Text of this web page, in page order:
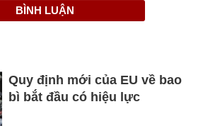
BÌNH LUẬN
Quy định mới của EU về bao
bì bắt đầu có hiệu lực